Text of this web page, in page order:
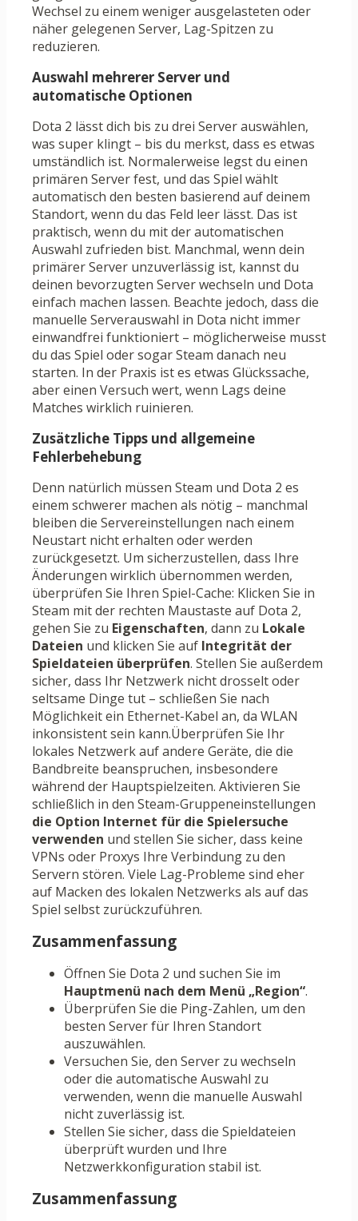
Wechsel zu einem weniger ausgelasteten oder
näher gelegenen Server, Lag-Spitzen zu
reduzieren.
Auswahl mehrerer Server und
automatische Optionen
Dota 2 lässt dich bis zu drei Server auswählen,
was super klingt – bis du merkst, dass es etwas
umständlich ist. Normalerweise legst du einen
primären Server fest, und das Spiel wählt
automatisch den besten basierend auf deinem
Standort, wenn du das Feld leer lässt. Das ist
praktisch, wenn du mit der automatischen
Auswahl zufrieden bist. Manchmal, wenn dein
primärer Server unzuverlässig ist, kannst du
deinen bevorzugten Server wechseln und Dota
einfach machen lassen. Beachte jedoch, dass die
manuelle Serverauswahl in Dota nicht immer
einwandfrei funktioniert – möglicherweise musst
du das Spiel oder sogar Steam danach neu
starten. In der Praxis ist es etwas Glückssache,
aber einen Versuch wert, wenn Lags deine
Matches wirklich ruinieren.
Zusätzliche Tipps und allgemeine
Fehlerbehebung
Denn natürlich müssen Steam und Dota 2 es
einem schwerer machen als nötig – manchmal
bleiben die Servereinstellungen nach einem
Neustart nicht erhalten oder werden
zurückgesetzt. Um sicherzustellen, dass Ihre
Änderungen wirklich übernommen werden,
überprüfen Sie Ihren Spiel-Cache: Klicken Sie in
Steam mit der rechten Maustaste auf Dota 2,
gehen Sie zu Eigenschaften, dann zu Lokale
Dateien und klicken Sie auf Integrität der
Spieldateien überprüfen. Stellen Sie außerdem
sicher, dass Ihr Netzwerk nicht drosselt oder
seltsame Dinge tut – schließen Sie nach
Möglichkeit ein Ethernet-Kabel an, da WLAN
inkonsistent sein kann.Überprüfen Sie Ihr
lokales Netzwerk auf andere Geräte, die die
Bandbreite beanspruchen, insbesondere
während der Hauptspielzeiten. Aktivieren Sie
schließlich in den Steam-Gruppeneinstellungen
die Option Internet für die Spielersuche
verwenden und stellen Sie sicher, dass keine
VPNs oder Proxys Ihre Verbindung zu den
Servern stören. Viele Lag-Probleme sind eher
auf Macken des lokalen Netzwerks als auf das
Spiel selbst zurückzuführen.
Zusammenfassung
Öffnen Sie Dota 2 und suchen Sie im
Hauptmenü nach dem Menü „Region“.
Überprüfen Sie die Ping-Zahlen, um den
besten Server für Ihren Standort
auszuwählen.
Versuchen Sie, den Server zu wechseln
oder die automatische Auswahl zu
verwenden, wenn die manuelle Auswahl
nicht zuverlässig ist.
Stellen Sie sicher, dass die Spieldateien
überprüft wurden und Ihre
Netzwerkkonfiguration stabil ist.
Zusammenfassung